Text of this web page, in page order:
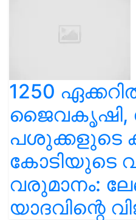
1250
ജൈവകൃഷി,
പശുക്കളുടെ
കോടിയുടെ
വരുമാനം:
യാദവിന്റെ